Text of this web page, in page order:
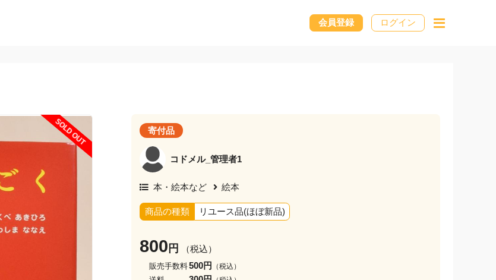
会員登録 ログイン
SOLD OUT 寄付品
コドメル_管理者1
本・絵本など 絵本
商品の種類 リユース品(ほぼ新品)
800 円 （税込）
販売手数料500円 （税込）